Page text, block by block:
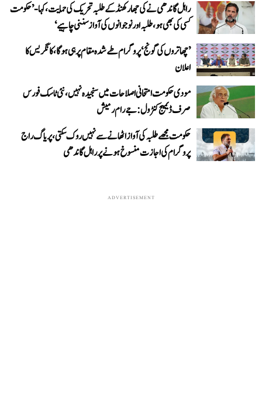
راہل گاندھی نے کی جھارکھنڈ کے طلبہ تحریک کی حمایت، کہا- ’حکومت
کسی کی بھی ہو، طلبہ اور نوجوانوں کی آواز سننی چاہیے‘
’چھاتروں کی گونج‘ پروگرام طے شدہ مقام پر ہی ہوگا، کانگریس کا
اعلان
مودی حکومت امتحانی اصلاحات میں سنجیدہ نہیں، نئی ٹاسک فورس
صرف ڈیمیج کنٹرول: جے رام رمیش
حکومت مجھے طلبہ کی آواز اٹھانے سے نہیں روک سکتی، پریاگ راج
پروگرام کی اجازت منسوخ ہونے پر راہل گاندھی
ADVERTISEMENT